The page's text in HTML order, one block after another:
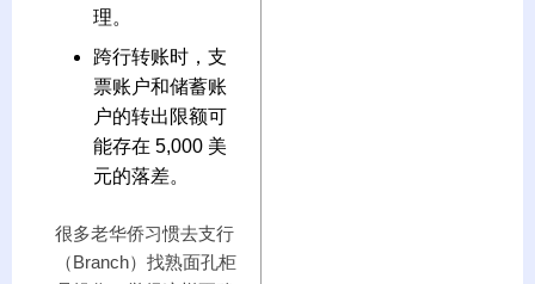
理。
跨行转账时，支
票账户和储蓄账
户的转出限额可
能存在 5,000 美
元的落差。
很多老华侨习惯去支行
（Branch）找熟面孔柜